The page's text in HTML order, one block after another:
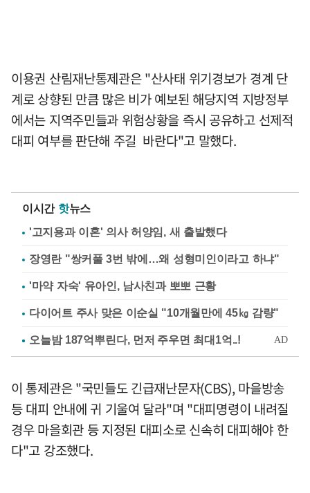
이용권 산림재난통제관은 "산사태 위기경보가 경계 단
계로 상향된 만큼 많은 비가 예보된 해당지역 지방정부
에서는 지역주민들과 위험상황을 즉시 공유하고 선제적
대피 여부를 판단해 주길 바란다"고 말했다.
이시간 핫뉴스
'고지용과 이혼' 의사 허양임, 새 출발했다
장영란 "쌍커풀 3번 밖에…왜 성형미인이라고 하냐"
'마약 자숙' 유아인, 남사친과 뽀뽀 근황
다이어트 주사 맞은 이순실 "10개월만에 45㎏ 감량"
이 통제관은 "국민들도 긴급재난문자(CBS), 마을방송
등 대피 안내에 귀 기울여 달라"며 "대피명령이 내려질
경우 마을회관 등 지정된 대피소로 신속히 대피해야 한
다"고 강조했다.